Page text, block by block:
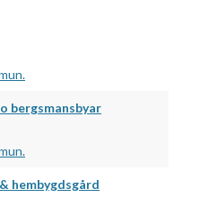
bergsmansbyar
hembygdsgård